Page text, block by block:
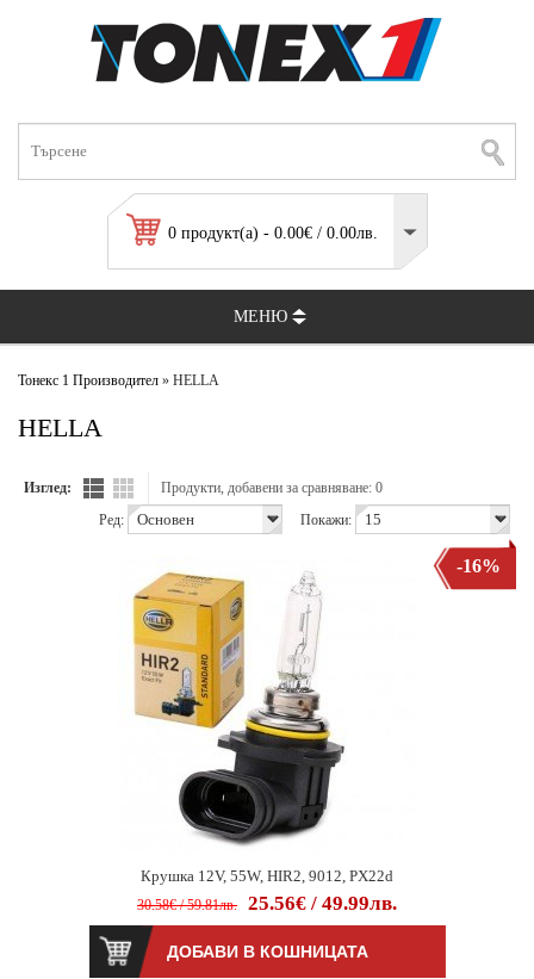
0 продукт(а) - 0.00€ / 0.00лв.
МЕНЮ
Тонекс 1 Производител » HELLA
HELLA
Изглед:
Продукти, добавени за сравняване: 0
Покажи:
Ред:
Крушка 12V, 55W, HIR2, 9012, PX22d
30.58€ / 59.81лв. 25.56€ / 49.99лв.
-16%